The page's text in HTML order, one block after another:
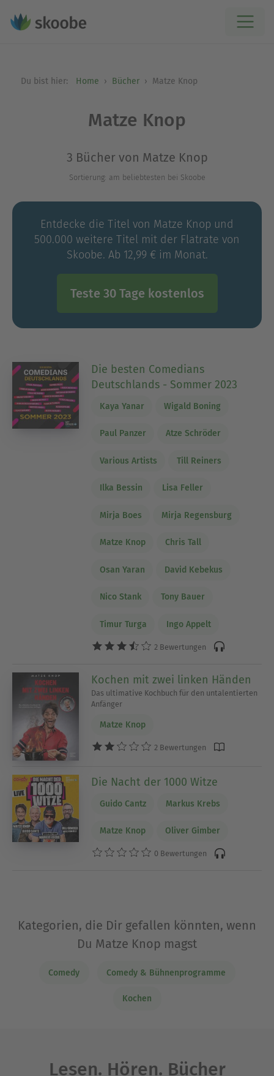
Du bist hier: Home Bücher Matze Knop
Matze Knop
3 Bücher von Matze Knop
Sortierung: am beliebtesten bei Skoobe
Entdecke die Titel von Matze Knop und
500.000 weitere Titel mit der Flatrate von
Skoobe. Ab 12,99 € im Monat.
Teste 30 Tage kostenlos
Die besten Comedians
Deutschlands - Sommer 2023
Kaya Yanar Wigald Boning
Paul Panzer Atze Schröder
Various Artists Till Reiners
Ilka Bessin Lisa Feller
Mirja Boes Mirja Regensburg
Matze Knop Chris Tall
Osan Yaran David Kebekus
Nico Stank Tony Bauer
Timur Turga Ingo Appelt
2 Bewertungen
Kochen mit zwei linken Händen
Das ultimative Kochbuch für den untalentierten
Anfänger
Matze Knop
2 Bewertungen
Die Nacht der 1000 Witze
Guido Cantz Markus Krebs
Matze Knop Oliver Gimber
0 Bewertungen
Kategorien, die Dir gefallen könnten, wenn
Du Matze Knop magst
Comedy Comedy & Bühnenprogramme
Kochen
Lesen. Hören. Bücher